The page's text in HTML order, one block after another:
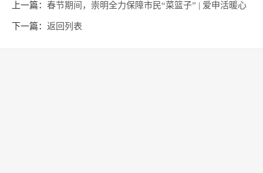
上一篇： 春节期间，崇明全力保障市民“菜篮子” | 爱申活暖心
春
下一篇： 返回列表